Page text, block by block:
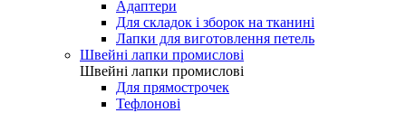
Адаптери
Для складок і зборок на тканині
Лапки для виготовлення петель
Швейні лапки промислові
Швейні лапки промислові
Для прямострочек
Тефлонові